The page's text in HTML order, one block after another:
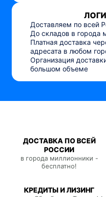
Доставляем по всей
До складов в города
Платная доставка
адресата в любом
Организация
большом объеме
ДОСТАВКА ПО ВСЕЙ
РОССИИ
в города миллионники -
бесплатно!
КРЕДИТЫ И ЛИЗИНГ